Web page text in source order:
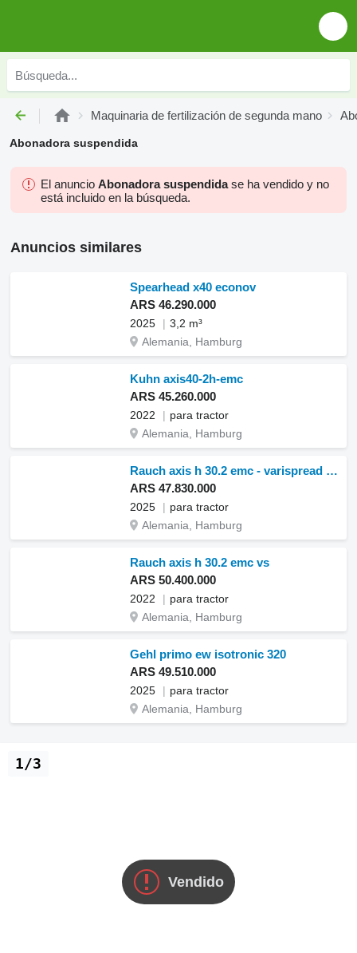
Maquinaria de fertilización de segunda mano
Abonadora suspendida
El anuncio Abonadora suspendidase ha vendido y no
está incluido en la búsqueda.
Anuncios similares
Spearhead x40 econov
ARS 46.290.000
2025
3,2 m³
Alemania, Hamburg
Kuhn axis40-2h-emc
ARS 45.260.000
2022
para tractor
Alemania, Hamburg
Rauch axis h 30.2 emc - varispread pro neu -bj. 2025
ARS 47.830.000
2025
para tractor
Alemania, Hamburg
Rauch axis h 30.2 emc vs
ARS 50.400.000
2022
para tractor
Alemania, Hamburg
Gehl primo ew isotronic 320
ARS 49.510.000
2025
para tractor
Alemania, Hamburg
Vendido
1/3